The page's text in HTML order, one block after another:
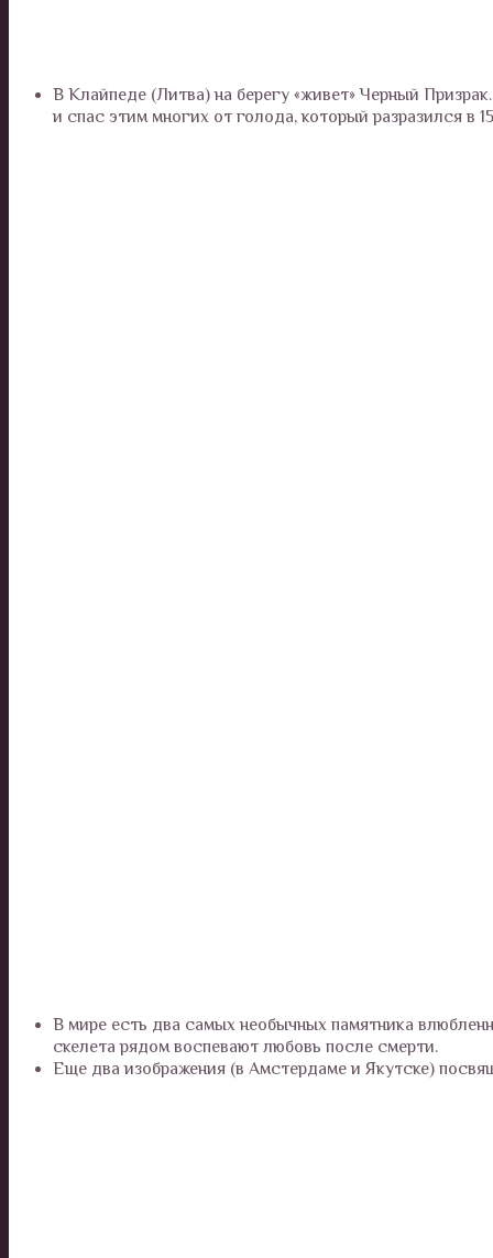
В Клайпеде (Литва) на берегу «живет» Черный
и спас этим многих от голода, который разразился в
В мире есть два самых необычных памятника
скелета рядом воспевают любовь после смерти.
Еще два изображения (в Амстердаме и Якутске)